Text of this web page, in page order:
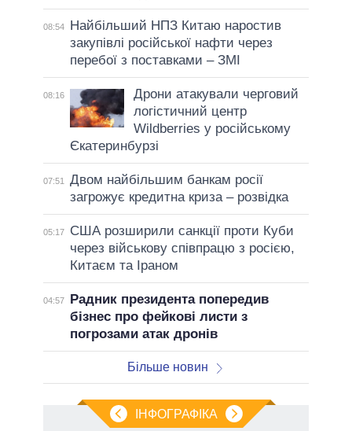
08:54
Найбільший НПЗ Китаю наростив
закупівлі російської нафти через
перебої з поставками – ЗМІ
08:16
Дрони атакували черговий
логістичний центр
Wildberries у російському
Єкатеринбурзі
07:51
Двом найбільшим банкам росії
загрожує кредитна криза – розвідка
05:17
США розширили санкції проти Куби
через військову співпрацю з росією,
Китаєм та Іраном
04:57
Радник президента попередив
бізнес про фейкові листи з
погрозами атак дронів
Більше новин
ІНФОГРАФІКА